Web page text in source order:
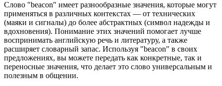
Слово "beacon" имеет разнообразные значения, которые могут
применяться в различных контекстах — от технических
(маяки и сигналы) до более абстрактных (символ надежды и
вдохновения). Понимание этих значений помогает лучше
воспринимать английскую речь и литературу, а также
расширяет словарный запас. Используя "beacon" в своих
предложениях, вы можете передать как конкретные, так и
переносные значения, что делает это слово универсальным и
полезным в общении.